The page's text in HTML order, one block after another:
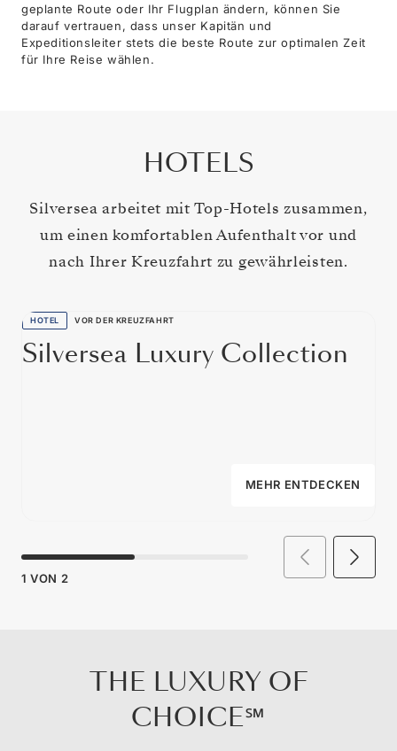
geplante Route oder Ihr Flugplan ändern, können Sie
darauf vertrauen, dass unser Kapitän und
Expeditionsleiter stets die beste Route zur optimalen Zeit
für Ihre Reise wählen.
HOTELS
Silversea arbeitet mit Top-Hotels zusammen,
um einen komfortablen Aufenthalt vor und
nach Ihrer Kreuzfahrt zu gewährleisten.
HOTEL VOR DER KREUZFAHRT
Silversea Luxury Collection
MEHR ENTDECKEN
1 VON 2
THE LUXURY OF
CHOICE℠